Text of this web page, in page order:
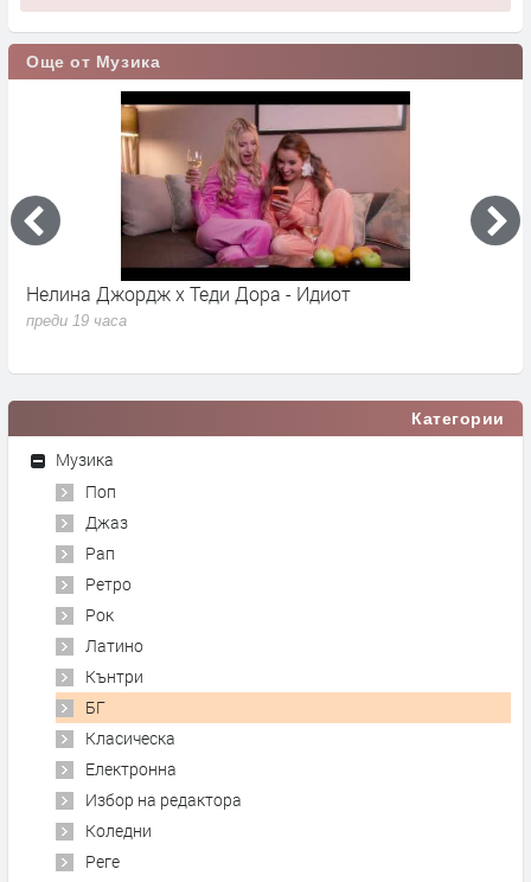
Още от Музика
Джордж x Теди Дора - Идиот
часа
Категории
Музика
Поп
Джаз
Рап
Ретро
Рок
Латино
Кънтри
БГ
Класическа
Електронна
Избор на редактора
Коледни
Реге